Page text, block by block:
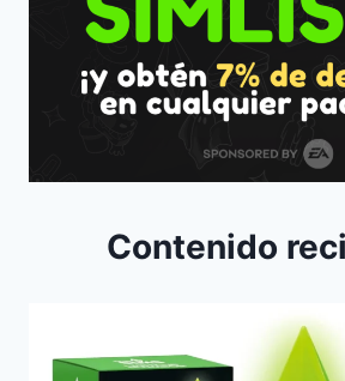
Contenido